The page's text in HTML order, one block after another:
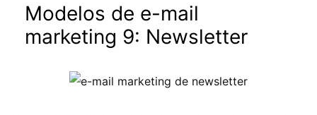
Modelos de e-mail
marketing 9: Newsletter